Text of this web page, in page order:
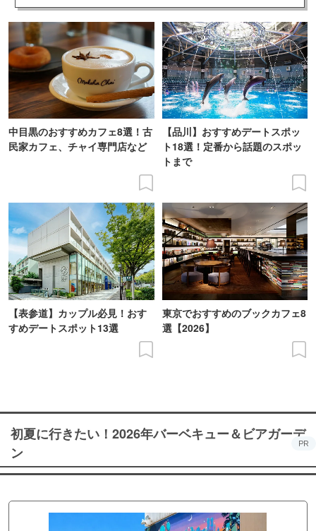
中目黒のおすすめカフェ8選！古
民家カフェ、チャイ専門店など
【品川】おすすめデートスポッ
ト18選！定番から話題のスポッ
トまで
【表参道】カップル必見！おす
すめデートスポット13選
東京でおすすめのブックカフェ8
選【2026】
初夏に行きたい！2026年バーベキュー＆ビアガーデ
ン
PR